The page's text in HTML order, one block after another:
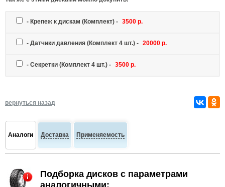
- Крепеж к дискам (Комплект) - 3500 р.
- Датчики давления (Комплект 4 шт.) - 20000 р.
- Секретки (Комплект 4 шт.) - 3500 р.
вернуться назад
Аналоги Доставка Применяемость
Подборка дисков с параметрами
аналогичными: